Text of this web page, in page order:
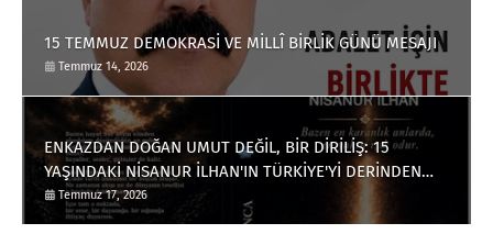
15 TEMMUZ DEMOKRASİ VE MİLLÎ BİRLİK GÜNÜ MESAJI
Temmuz 14, 2026
ENKAZDAN DOĞAN UMUT DEĞİL, BİR DİRİLİŞ: 15
YAŞINDAKİ NİSANUR İLHAN'IN TÜRKİYE'Yİ DERİNDEN
ETKİLEYECEK HİKÂYESİ
Temmuz 17, 2026